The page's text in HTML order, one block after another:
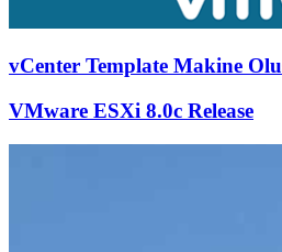
vCenter Template Makine
VMware ESXi 8.0c Release